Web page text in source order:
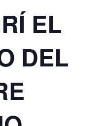
EL
DEL